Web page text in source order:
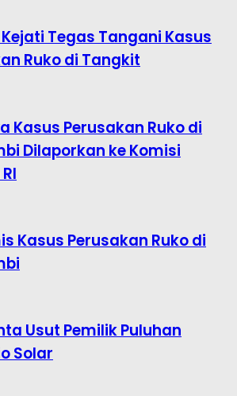
Tegas Tangani Kasus
Ruko di Tangkit
Kasus Perusakan Ruko di
Dilaporkan ke Komisi
Kasus Perusakan Ruko di
Usut Pemilik Puluhan
Solar